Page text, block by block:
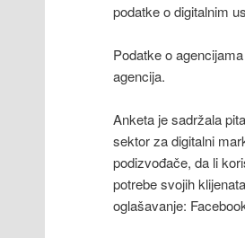
podatke o digitalnim
Podatke o
agencija.
Anketa je sadržala
sektor za digitalni
podizvođače, da li
potrebe svojih
oglašavanje: